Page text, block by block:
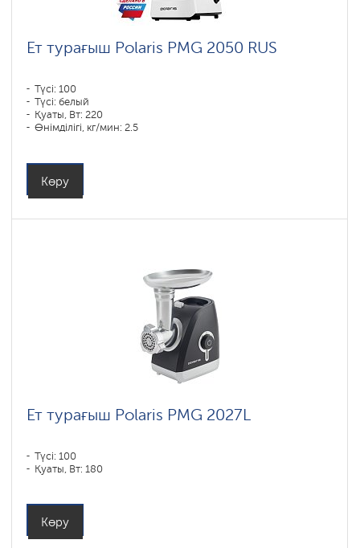
Ет турағыш Polaris PMG 2050 RUS
Түсі: 100
Түсі: белый
Қуаты, Вт: 220
Өнімділігі, кг/мин: 2.5
Көру
Ет турағыш Polaris PMG 2027L
Түсі: 100
Қуаты, Вт: 180
Көру